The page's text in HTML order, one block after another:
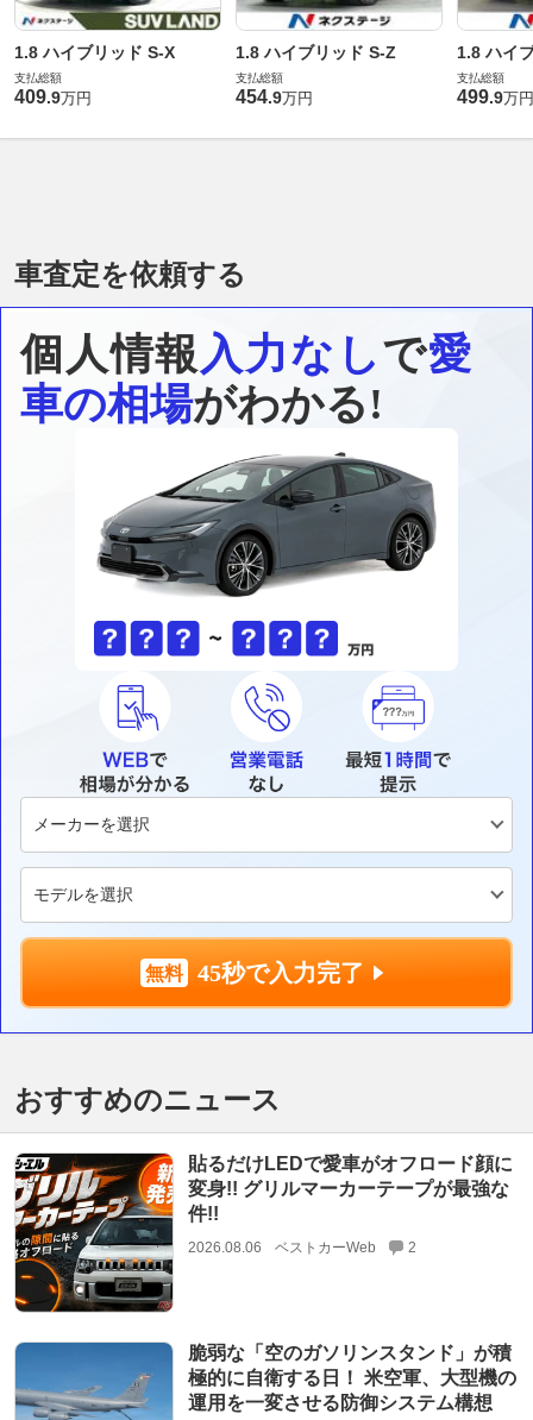
1.8 ハイブリッド S-X
支払総額
409.9万円
1.8 ハイブリッド S-Z
支払総額
454.9万円
1.8 ハイ
支払総額
499.9万円
車査定を依頼する
個人情報入力なしで愛
車の相場がわかる!
45秒で入力完了
おすすめのニュース
貼るだけLEDで愛車がオフロード顔に
変身!! グリルマーカーテープが最強な
件!!
2026.08.06 ベストカーWeb 2
脆弱な「空のガソリンスタンド」が積
極的に自衛する日！ 米空軍、大型機の
運用を一変させる防御システム構想